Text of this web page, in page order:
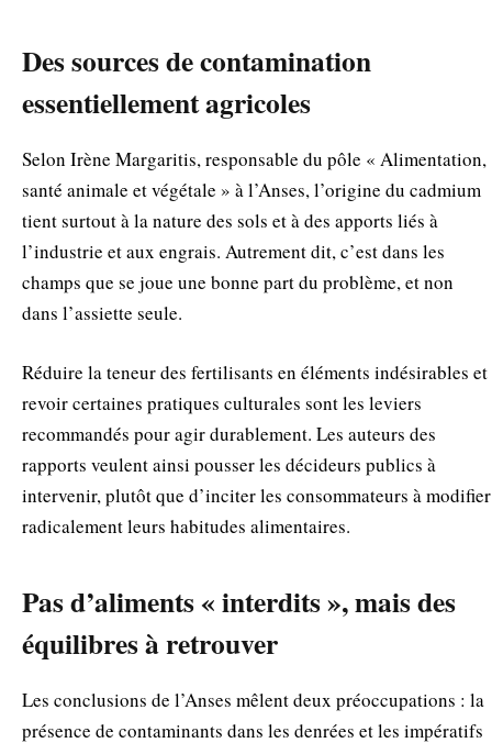
Des sources de contamination
essentiellement agricoles
Selon Irène Margaritis, responsable du pôle « Alimentation,
santé animale et végétale » à l’Anses, l’origine du cadmium
tient surtout à la nature des sols et à des apports liés à
l’industrie et aux engrais. Autrement dit, c’est dans les
champs que se joue une bonne part du problème, et non
dans l’assiette seule.
Réduire la teneur des fertilisants en éléments indésirables et
revoir certaines pratiques culturales sont les leviers
recommandés pour agir durablement. Les auteurs des
rapports veulent ainsi pousser les décideurs publics à
intervenir, plutôt que d’inciter les consommateurs à modifier
radicalement leurs habitudes alimentaires.
Pas d’aliments « interdits », mais des
équilibres à retrouver
Les conclusions de l’Anses mêlent deux préoccupations : la
présence de contaminants dans les denrées et les impératifs